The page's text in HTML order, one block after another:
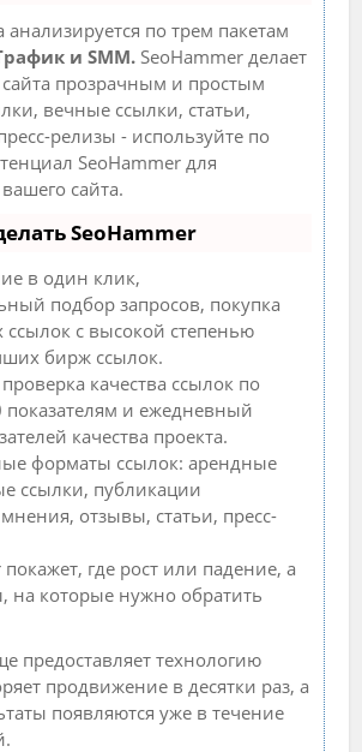
анализируется по трем пакетам
и SMM. SeoHammer делает
прозрачным и простым
вечные ссылки, статьи,
релизы - используйте по
SeoHammer для
сайта.
SeoHammer
в один клик,
подбор запросов, покупка
с высокой степенью
бирж ссылок.
качества ссылок по
показателям и ежедневный
качества проекта.
форматы ссылок: арендные
ссылки, публикации
отзывы, статьи, пресс-
где рост или падение, а
на которые нужно обратить
предоставляет технологию
продвижение в десятки раз, а
появляются уже в течение